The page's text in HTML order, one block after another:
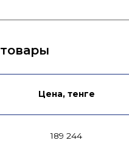
Цена, тенге
189 244